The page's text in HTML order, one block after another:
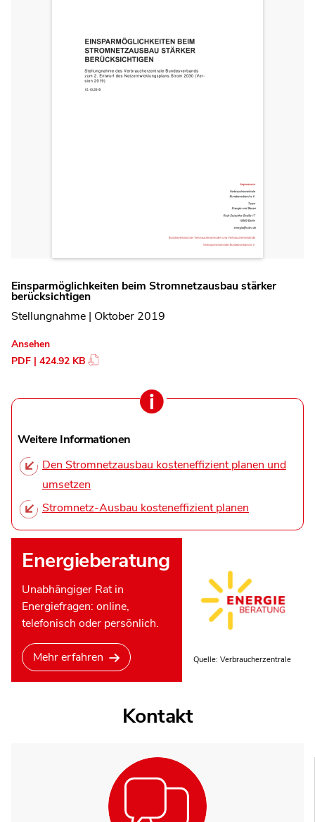
Einsparmöglichkeiten beim Stromnetzausbau stärker
berücksichtigen
Stellungnahme | Oktober 2019
Ansehen
PDF | 424.92 KB
Weitere Informationen
Den Stromnetzausbau kosteneffizient planen und
umsetzen
Stromnetz-Ausbau kosteneffizient planen
Energieberatung
Unabhängiger Rat in
Energiefragen: online,
telefonisch oder persönlich.
Mehr erfahren Quelle: Verbraucherzentrale
Kontakt